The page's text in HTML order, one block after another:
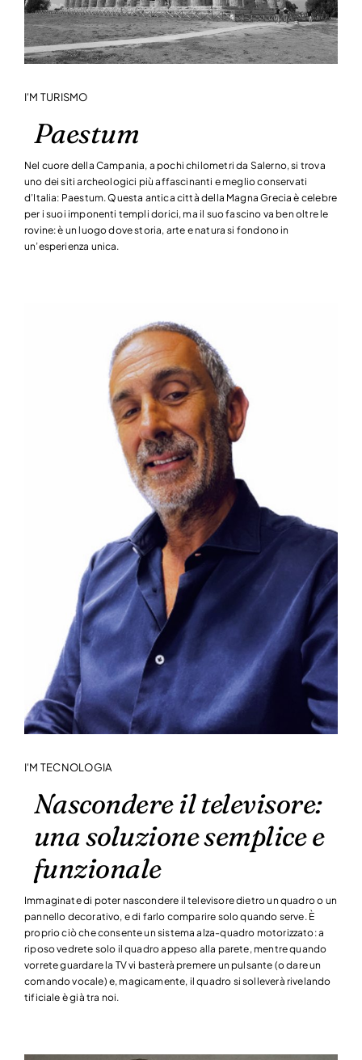
I'M TURISMO
Paestum
Nel cuore della Campania, a pochi chilometri da Salerno, si trova
uno dei siti archeologici più affascinanti e meglio conservati
d’Italia: Paestum. Questa antica città della Magna Grecia è celebre
per i suoi imponenti templi dorici, ma il suo fascino va ben oltre le
rovine: è un luogo dove storia, arte e natura si fondono in
un’esperienza unica.
I'M TECNOLOGIA
Nascondere il televisore:
una soluzione semplice e
funzionale
Immaginate di poter nascondere il televisore dietro un quadro o un
pannello decorativo, e di farlo comparire solo quando serve. È
proprio ciò che consente un sistema alza-quadro motorizzato: a
riposo vedrete solo il quadro appeso alla parete, mentre quando
vorrete guardare la TV vi basterà premere un pulsante (o dare un
comando vocale) e, magicamente, il quadro si solleverà rivelando
tificiale è già tra noi.